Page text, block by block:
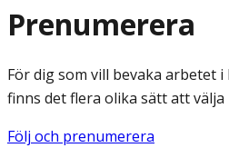
Prenumerera
För dig som vill bevaka arbetet
finns det flera olika sätt att välja
Följ och prenumerera